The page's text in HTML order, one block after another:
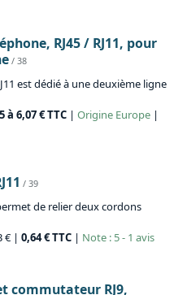
RJ45 / RJ11, pour
/ 38
est dédié à une deuxième ligne
à 6,07 € TTC | Origine Europe |
/ 39
de relier deux cordons
€ | 0,64 € TTC | Note : 5 - 1 avis
commutateur RJ9,